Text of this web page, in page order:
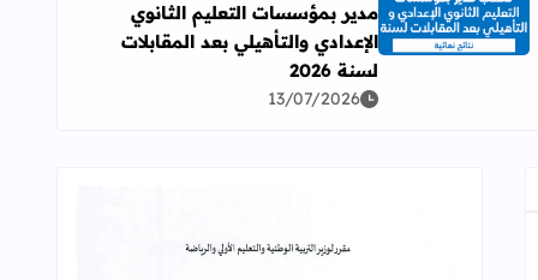
اقرأ المزيد عن النتائج النهائية لحركة إسناد منصب مدير بمؤسسات
مدير بمؤسسات التعليم الثانوي
الإعدادي والتأهيلي بعد المقابلات
لسنة 2026
13/07/2026